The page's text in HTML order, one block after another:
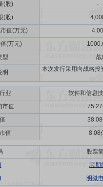
(股)
-
(股)
值(万元)
4.00
(万元)
型
明
本次发行采用向战略投
业 软件和信息
市值
值
8.08
股票
芯朋
明微